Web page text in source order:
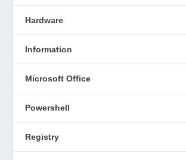
Hardware
Information
Microsoft Office
Powershell
Registry